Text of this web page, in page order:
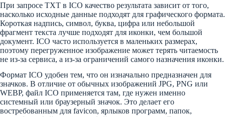
При запросе TXT в ICO качество результата зависит от того,
насколько исходные данные подходят для графического формата.
Короткая надпись, символ, буква, цифра или небольшой
фрагмент текста лучше подходят для иконки, чем большой
документ. ICO часто используется в маленьких размерах,
поэтому перегруженное изображение может терять читаемость
не из-за сервиса, а из-за ограничений самого назначения иконки.
Формат ICO удобен тем, что он изначально предназначен для
значков. В отличие от обычных изображений JPG, PNG или
WEBP, файл ICO применяется там, где нужен именно
системный или браузерный значок. Это делает его
востребованным для favicon, ярлыков программ, папок,